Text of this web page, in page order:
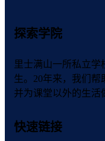
探索学院
里士满山一所私立学
生。20年来，我们帮
并为课堂以外的生活
快速链接